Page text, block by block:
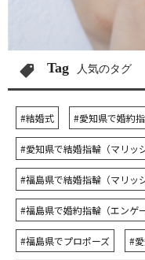
Tag 人気のタグ
#結婚式 #愛知県で婚約
#愛知県で結婚指輪（マリッ
#福島県で結婚指輪（マリッ
#福島県で婚約指輪（エンゲ
#福島県でプロポーズ #